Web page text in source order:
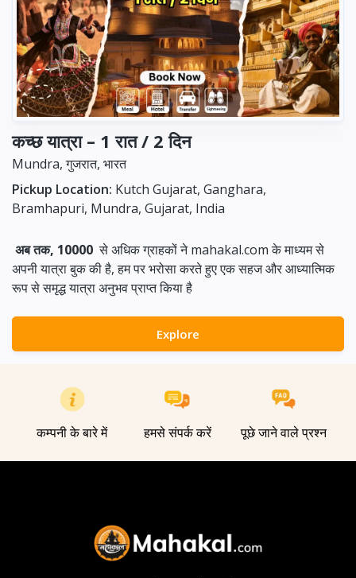
कच्छ यात्रा – 1 रात / 2 दिन
Mundra, गुजरात, भारत
Pickup Location: Kutch Gujarat, Ganghara,
Bramhapuri, Mundra, Gujarat, India
अब तक, 10000 से अधिक ग्राहकों ने mahakal.com के माध्यम से
अपनी यात्रा बुक की है, हम पर भरोसा करते हुए एक सहज और आध्यात्मिक
रूप से समृद्ध यात्रा अनुभव प्राप्त किया है
Explore
कम्पनी के बारे में हमसे संपर्क करें पूछे जाने वाले प्रश्न